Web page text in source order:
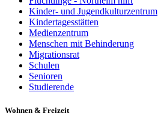
Kinder- und Jugendkulturzentrum
Kindertagesstätten
Medienzentrum
Menschen mit Behinderung
Migrationsrat
Schulen
Senioren
Studierende
Wohnen & Freizeit